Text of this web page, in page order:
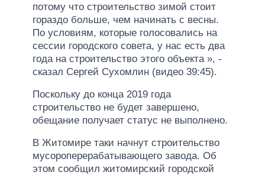
потому что строительство зимой стоит
гораздо больше, чем начинать с весны.
По условиям, которые голосовались на
сессии городского совета, у нас есть два
года на строительство этого объекта », -
сказал Сергей Сухомлин (видео 39:45).
Поскольку до конца 2019 года
строительство не будет завершено,
обещание получает статус не выполнено.
В Житомире таки начнут строительство
мусороперерабатывающего завода. Об
этом сообщил житомирский городской